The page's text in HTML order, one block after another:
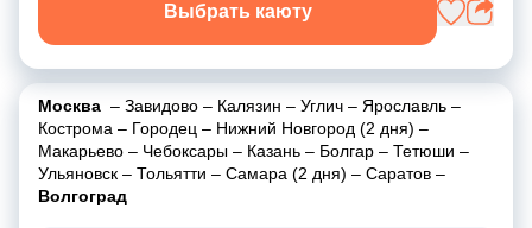
Выбрать каюту
Москва – Завидово – Калязин – Углич – Ярославль –
Кострома – Городец – Нижний Новгород (2 дня) –
Макарьево – Чебоксары – Казань – Болгар – Тетюши –
Ульяновск – Тольятти – Самара (2 дня) – Саратов –
Волгоград